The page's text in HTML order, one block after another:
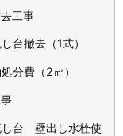
工事
台撤去（1式）
分費（2㎥）
し台 壁出し水栓使